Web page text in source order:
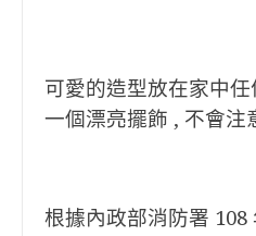
可愛的造型放在家中
一個漂亮擺飾 , 不會注
根據內政部消防署 108